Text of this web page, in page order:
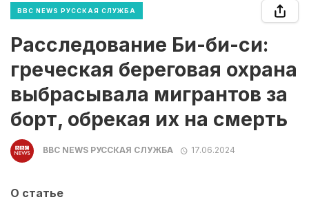
BBC NEWS РУССКАЯ СЛУЖБА
Расследование Би-би-си:
греческая береговая охрана
выбрасывала мигрантов за
борт, обрекая их на смерть
BBC NEWS РУССКАЯ СЛУЖБА 17.06.2024
О статье